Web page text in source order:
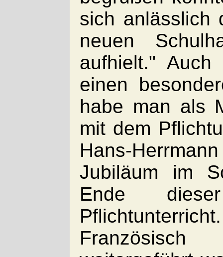
sich anlässlich
neuen
aufhielt."
einen
habe man als
mit dem
Hans-
Jubiläum im
Ende
Französisch